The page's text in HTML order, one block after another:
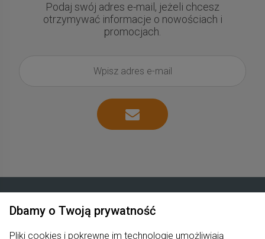
Podaj swój adres e-mail, jeżeli chcesz
otrzymywać informacje o nowościach i
promocjach.
Dbamy o Twoją prywatność
Pliki cookies i pokrewne im technologie umożliwiają